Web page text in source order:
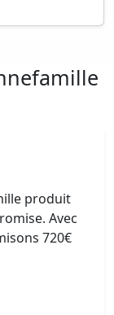
produit
Avec
720€